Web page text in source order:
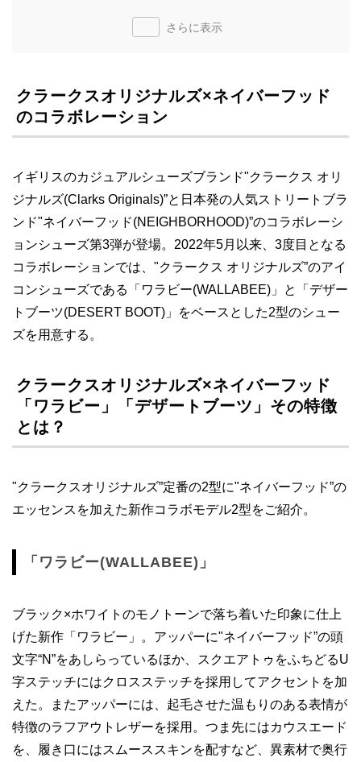
さらに表示
クラークスオリジナルズ×ネイバーフッド
のコラボレーション
イギリスのカジュアルシューズブランド"クラークス オリ
ジナルズ(Clarks Originals)”と日本発の人気ストリートブラ
ンド"ネイバーフッド(NEIGHBORHOOD)”のコラボレーシ
ョンシューズ第3弾が登場。2022年5月以来、3度目となる
コラボレーションでは、"クラークス オリジナルズ”のアイ
コンシューズである「ワラビー(WALLABEE)」と「デザー
トブーツ(DESERT BOOT)」をベースとした2型のシュー
ズを用意する。
クラークスオリジナルズ×ネイバーフッド
「ワラビー」「デザートブーツ」その特徴
とは？
"クラークスオリジナルズ”定番の2型に"ネイバーフッド”の
エッセンスを加えた新作コラボモデル2型をご紹介。
「ワラビー(WALLABEE)」
ブラック×ホワイトのモノトーンで落ち着いた印象に仕上
げた新作「ワラビー」。アッパーに"ネイバーフッド”の頭
文字“N”をあしらっているほか、スクエアトゥをふちどるU
字ステッチにはクロスステッチを採用してアクセントを加
えた。またアッパーには、起毛させた温もりのある表情が
特徴のラフアウトレザーを採用。つま先にはカウスエード
を、履き口にはスムーススキンを配すなど、異素材で奥行